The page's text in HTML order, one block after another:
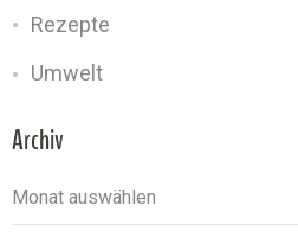
Rezepte
Umwelt
Archiv